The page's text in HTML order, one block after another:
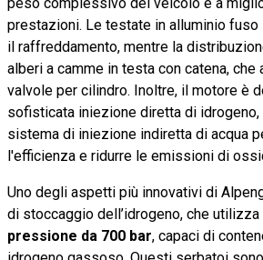
peso complessivo del veicolo e a
prestazioni. Le testate in alluminio
il raffreddamento, mentre la
alberi a camme in testa con catena, che
valvole per cilindro. Inoltre, il motore è
sofisticata iniezione diretta di idrogeno,
sistema di iniezione indiretta di acqua
l'efficienza e ridurre le emissioni di
Uno degli aspetti più innovativi di
di stoccaggio dell’idrogeno, che utilizza
pressione da 700 bar, capaci di